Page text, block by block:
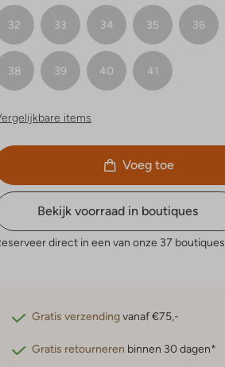
32 33 34 35 36
38 39 40 41
items
Voeg toe
Bekijk voorraad in boutiques
direct in een van onze 37 boutiques
Gratis verzendingvanaf €75,-
Gratis retourneren binnen 30 dagen*